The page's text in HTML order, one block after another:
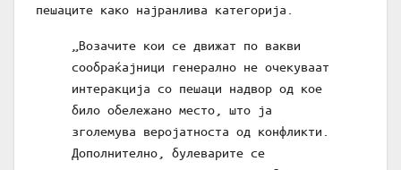
пешаците како најранлива категорија.
„Возачите кои се движат по вакви
сообраќајници генерално не очекуваат
интеракција со пешаци надвор од кое
било обележано место, што ја
зголемува веројатноста од конфликти.
Дополнително, булеварите се